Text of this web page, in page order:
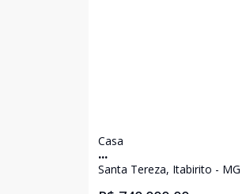
Casa
...
Santa Tereza, Itabirito - MG